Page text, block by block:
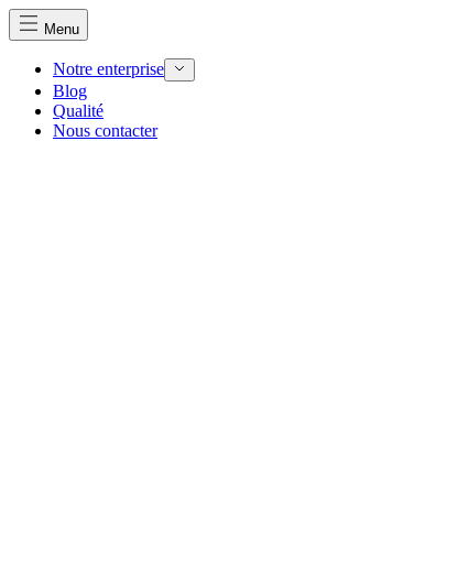
Menu
Notre enterprise
Blog
Qualité
Nous contacter